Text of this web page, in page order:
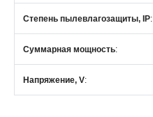
Степень пылевлагозащиты, IP:
Суммарная мощность:
Напряжение, V: